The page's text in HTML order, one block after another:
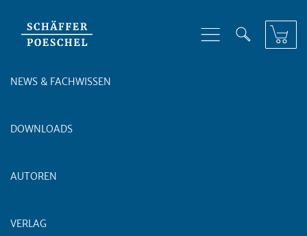
NEWS & FACHWISSEN
DOWNLOADS
AUTOREN
VERLAG